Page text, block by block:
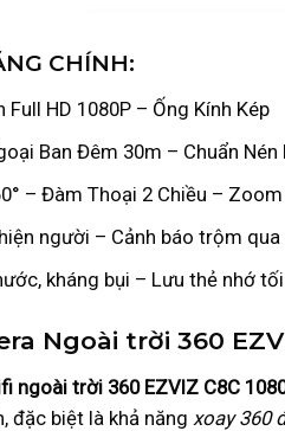
CHÍNH:
Full HD 1080P – Ống Kính Kép
Ban Đêm 30m – Chuẩn Nén
– Đàm Thoại 2 Chiều – Zoom
người – Cảnh báo trộm
kháng bụi – Lưu thẻ nhớ tối
Ngoài trời 360
ngoài trời 360 EZVIZ C8C
đặc biệt là khả năng xoay 360